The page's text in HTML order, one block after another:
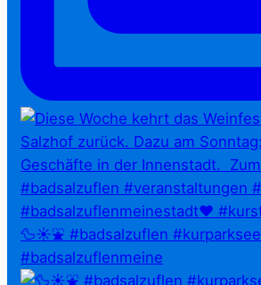
🦆☀️⛲ #badsalzuflen #kurparksee
#badsalzuflenmeine